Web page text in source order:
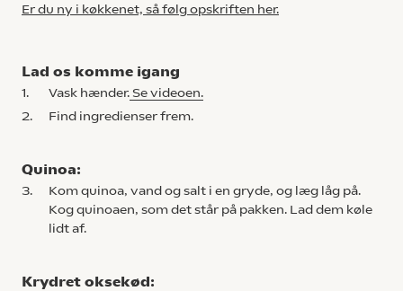
Er du ny i køkkenet, så følg opskriften her.
Lad os komme igang
1. Vask hænder. Se videoen.
2.
Find ingredienser frem.
Quinoa:
3.
Kom quinoa, vand og salt i en gryde, og læg låg på.
Kog quinoaen, som det står på pakken. Lad dem køle
lidt af.
Krydret oksekød: